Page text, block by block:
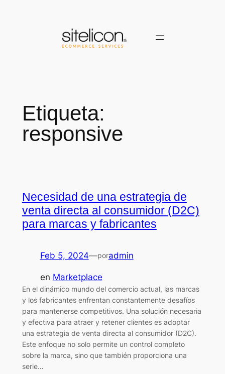
Etiqueta:
responsive
Necesidad de una estrategia de
venta directa al consumidor (D2C)
para marcas y fabricantes
Feb 5, 2024—poradmin
en Marketplace
En el dinámico mundo del comercio actual, las marcas
y los fabricantes enfrentan constantemente desafíos
para mantenerse competitivos. Una solución necesaria
y efectiva para atraer y retener clientes es adoptar
una estrategia de venta directa al consumidor (D2C).
Este enfoque no solo permite un control completo
sobre la marca, sino que también proporciona una
serie…